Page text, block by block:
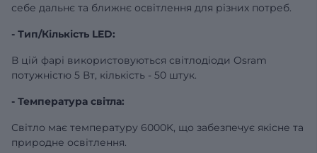
себе дальнє та ближнє освітлення для різних потреб.
- Тип/Кількість LED:
В цій фарі використовуються світлодіоди Osram
потужністю 5 Вт, кількість - 50 штук.
- Температура світла:
Світло має температуру 6000K, що забезпечує якісне та
природне освітлення.